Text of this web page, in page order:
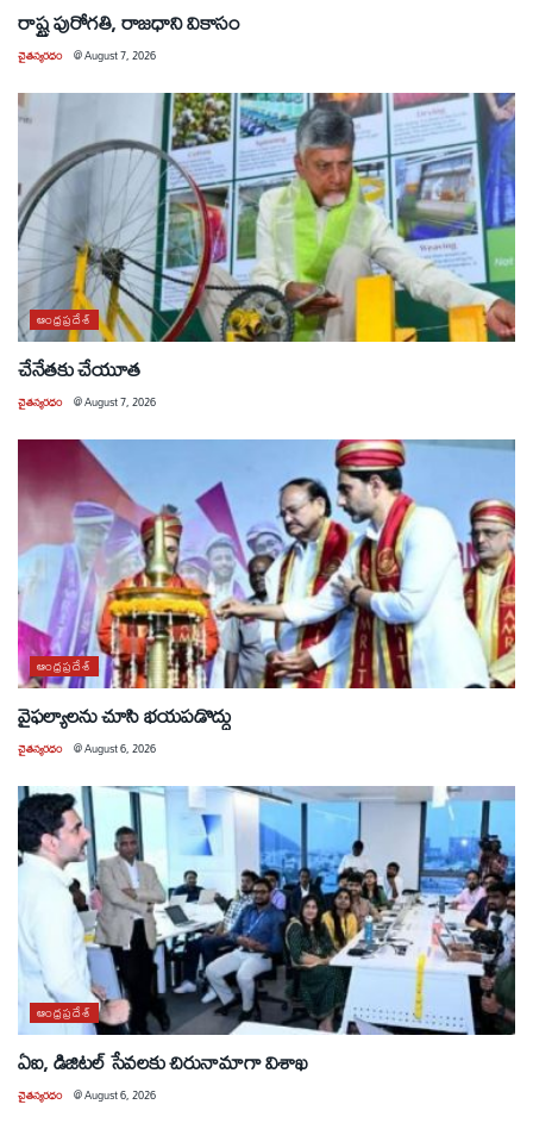
రాష్ట్ర పురోగతి, రాజధాని వికాసం
చైతన్యరధం @August 7, 2026
ఆంధ్రప్రదేశ్
చేనేతకు చేయూత
చైతన్యరధం @August 7, 2026
ఆంధ్రప్రదేశ్
వైఫల్యాలను చూసి భయపడొద్దు
చైతన్యరధం @August 6, 2026
ఆంధ్రప్రదేశ్
ఏఐ, డిజిటల్ సేవలకు చిరునామాగా విశాఖ
చైతన్యరధం @August 6, 2026